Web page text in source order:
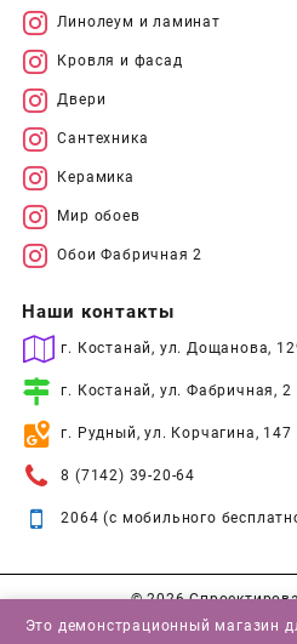
Линолеум и ламинат
Кровля и фасад
Двери
Сантехника
Керамика
Мир обоев
Обои Фабричная 2
Наши контакты
г. Костанай, ул. Дощанова,
г. Костанай, ул. Фабричная, 2
г. Рудный, ул. Корчагина, 147
8 (7142) 39-20-64
2064 (с мобильного
© 2026
Это демонстрационный магазин